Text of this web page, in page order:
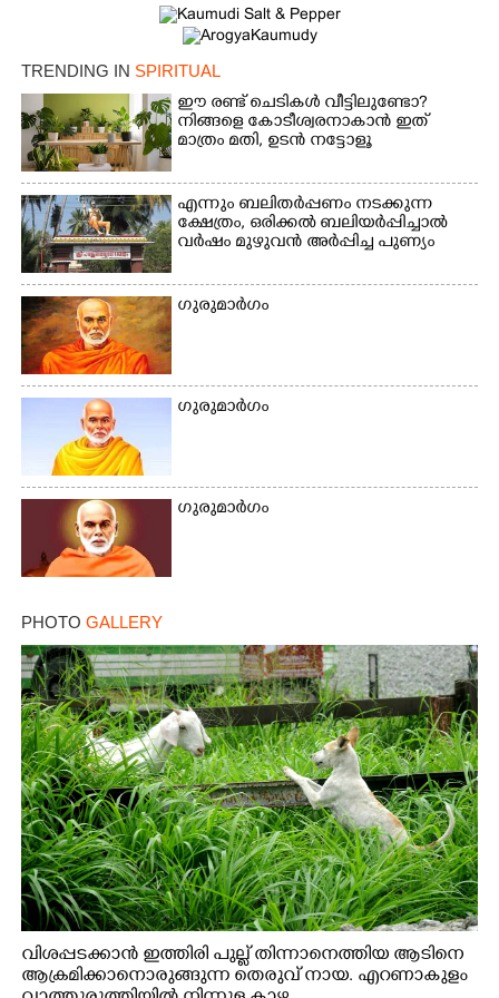
TRENDING IN SPIRITUAL
ഈ രണ്ട് ചെടികൾ വീട്ടിലുണ്ടോ?​
നിങ്ങളെ കോടീശ്വരനാകാൻ ഇത്
മാത്രം മതി,​ ഉടൻ നട്ടോളൂ
എന്നും ബലിതർപ്പണം നടക്കുന്ന
ക്ഷേത്രം,​ ഒരിക്കൽ ബലിയർപ്പിച്ചാൽ
വർഷം മുഴുവൻ അർപ്പിച്ച പുണ്യം
ഗുരുമാ‌ർഗം
ഗുരുമാർഗം
ഗുരുമാർഗം
PHOTO GALLERY
വിശപ്പടക്കാൻ ഇത്തിരി പുല്ല് തിന്നാനെത്തിയ ആടിനെ
ആക്രമിക്കാനൊരുങ്ങുന്ന തെരുവ് നായ. എറണാകുളം